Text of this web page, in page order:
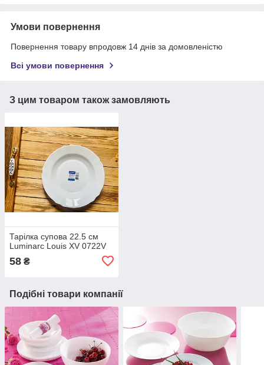
Умови повернення
Повернення товару впродовж 14 днів за домовленістю
Всі умови повернення
З цим товаром також замовляють
Тарілка супова 22.5 см
Luminarc Louis ХV 0722V
58 ₴
Подібні товари компанії